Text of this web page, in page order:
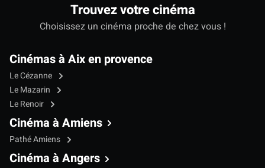
Trouvez votre cinéma
Choisissez un cinéma proche de chez vous !
Cinémas à Aix en provence
Le Cézanne
Le Mazarin
Le Renoir
Cinéma à Amiens
Pathé Amiens
Cinéma à Angers